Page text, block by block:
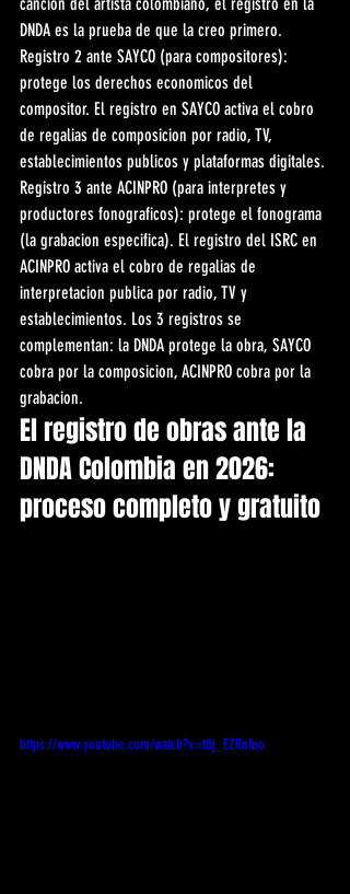
DNDA es la prueba de que la creo primero.
Registro 2 ante SAYCO (para compositores):
protege los derechos economicos del
compositor. El registro en SAYCO activa el cobro
de regalias de composicion por radio, TV,
establecimientos publicos y plataformas digitales.
Registro 3 ante ACINPRO (para interpretes y
productores fonograficos): protege el fonograma
(la grabacion especifica). El registro del ISRC en
ACINPRO activa el cobro de regalias de
interpretacion publica por radio, TV y
establecimientos. Los 3 registros se
complementan: la DNDA protege la obra, SAYCO
cobra por la composicion, ACINPRO cobra por la
grabacion.
El registro de obras ante la
DNDA Colombia en 2026:
proceso completo y gratuito
https://www.youtube.com/watch?v=t0j_EZRnfuo